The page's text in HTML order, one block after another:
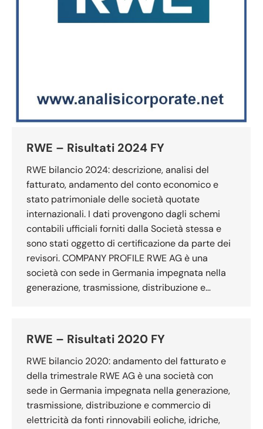
RWE – Risultati 2024 FY
RWE bilancio 2024: descrizione, analisi del
fatturato, andamento del conto economico e
stato patrimoniale delle società quotate
internazionali. I dati provengono dagli schemi
contabili ufficiali forniti dalla Società stessa e
sono stati oggetto di certificazione da parte dei
revisori. COMPANY PROFILE RWE AG è una
società con sede in Germania impegnata nella
generazione, trasmissione, distribuzione e…
RWE – Risultati 2020 FY
RWE bilancio 2020: andamento del fatturato e
della trimestrale RWE AG è una società con
sede in Germania impegnata nella generazione,
trasmissione, distribuzione e commercio di
elettricità da fonti rinnovabili eoliche, idriche,